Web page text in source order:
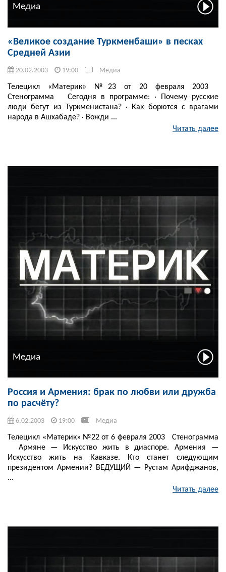
Медиа
«Великое создание Туркменбаши» в песках
Средней Азии
20.02.2003 19:00 Медиа
Телецикл «Материк» №23 от 20 февраля 2003
Стенограмма Сегодня в программе: · Почему русские
люди бегут из Туркменистана? · Как борются с врагами
народа в Ашхабаде? · Вожди ...
Читать далее
Медиа
Россия и Армения: брак по любви или дружба
по расчёту?
6.02.2003 19:00 Медиа
Телецикл «Материк» №22 от 6 февраля 2003 Стенограмма
Армяне — Искусство жить в диаспоре. Армения —
Искусство жить на Кавказе. Кто станет следующим
президентом Армении? ВЕДУЩИЙ — Рустам Арифджанов,
...
Читать далее